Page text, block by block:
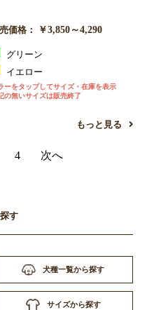
価格： ￥3,850～4,290
グリーン
イエロー
ーをタップしてサイズ・在庫を表示
の無いサイズは販売終了
もっと見る
4 次へ
す
犬種一覧から探す
サイズから探す